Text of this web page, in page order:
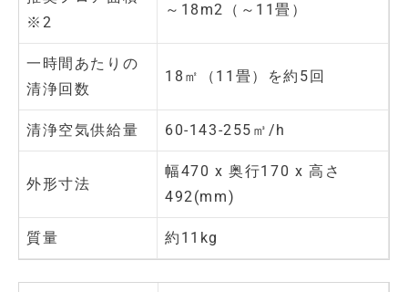
※2
～18m2（～11畳）
一時間あたりの
清浄回数
18㎡（11畳）を約5回
清浄空気供給量 60-143-255㎥/h
外形寸法
幅470 x 奥行170 x 高さ
492(mm)
質量 約11kg